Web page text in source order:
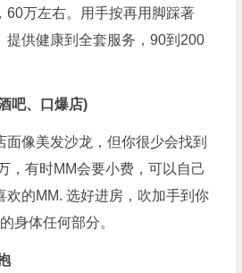
60万左右。用手按再用脚踩著
提供健康到全套服务，90到200
吧、口爆店)
面像美发沙龙，但你很少会找到
，有时MM会要小费，可以自己
欢的MM. 选好进房，吹加手到你
身体任何部分。